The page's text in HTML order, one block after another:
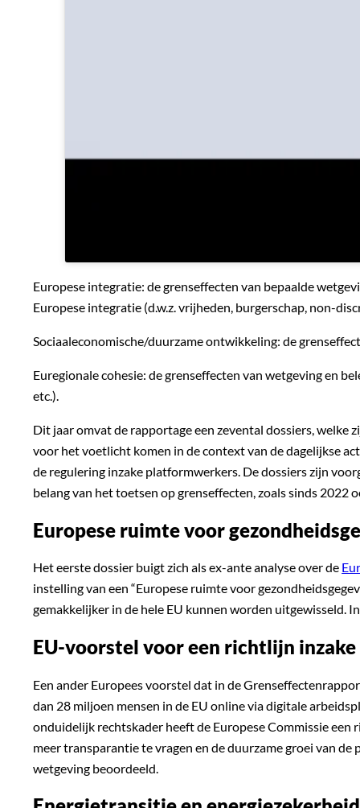
Europese integratie: de grenseffecten van bepaalde
Europese integratie (d.w.z. vrijheden, burgerschap, non-
Sociaaleconomische/duurzame ontwikkeling: de
Euregionale cohesie: de grenseffecten van wetgeving en
etc.).
Dit jaar omvat de rapportage een zevental dossiers, welke
voor het voetlicht komen in de context van de dagelijkse
de regulering inzake platformwerkers. De dossiers zijn
belang van het toetsen op grenseffecten, zoals sinds
Europese ruimte voor
Het eerste dossier buigt zich als ex-ante analyse over de
instelling van een “Europese ruimte voor
gemakkelijker in de hele EU kunnen worden uitgewisseld.
EU-voorstel voor een richtlijn
Een ander Europees voorstel dat in de
dan 28 miljoen mensen in de EU online via digitale
onduidelijk rechtskader heeft de Europese Commissie
meer transparantie te vragen en de duurzame groei van
wetgeving beoordeeld.